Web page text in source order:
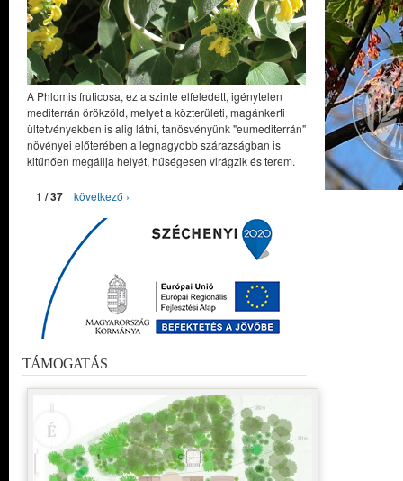
A Phlomis fruticosa, ez a szinte elfeledett, igénytelen
mediterrán örökzöld, melyet a közterületi, magánkerti
ültetvényekben is alig látni, tanösvényünk "eumediterrán"
növényei előterében a legnagyobb szárazságban is
kitűnően megállja helyét, hűségesen virágzik és terem.
1 / 37 következő ›
TÁMOGATÁS